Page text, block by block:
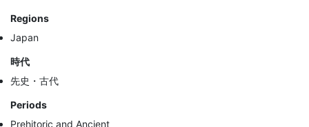
Regions
Japan
時代
先史・古代
Periods
Prehitoric and Ancient